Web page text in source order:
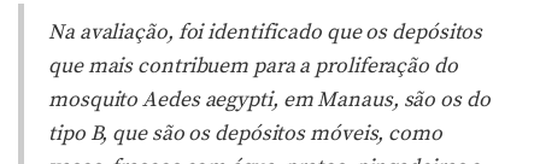
Na avaliação, foi identificado que os depósitos
que mais contribuem para a proliferação do
mosquitoAedes aegypti, em Manaus, são os do
tipo B, que são os depósitos móveis, como